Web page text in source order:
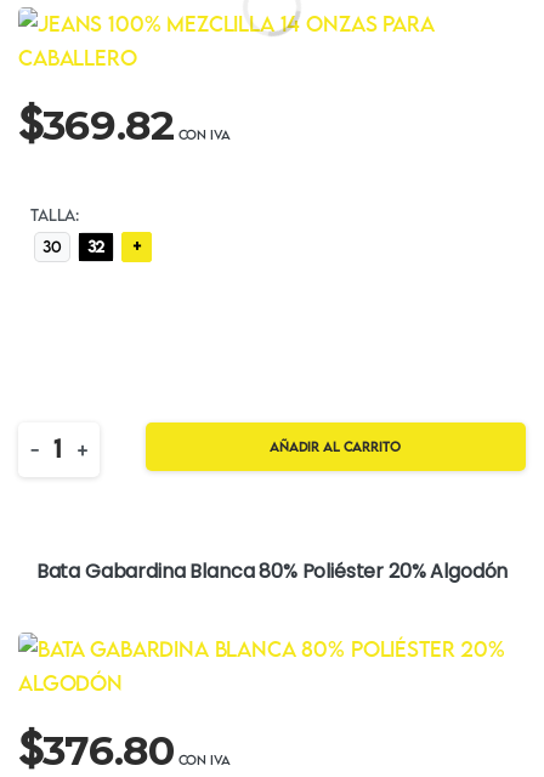
$369.82
TALLA:
30
32 +
Quantity
- + Añadir al carrito
Bata Gabardina Blanca 80% Poliéster 20% Algodón
$376.80